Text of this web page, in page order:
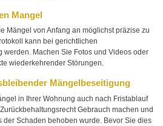
Mangel
Mängel von Anfang an möglichst präzise zu
kann bei gerichtlichen
Machen Sie Fotos und Videos oder
wiederkehrender Störungen.
Mängelbeseitigung
in Ihrer Wohnung auch nach Fristablauf
Gebrauch machen und
der Schaden behoben wurde. Bevor Sie dies